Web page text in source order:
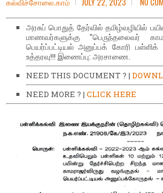
அரசுப் பொதுத் தேர்வில் தமிழ்வழியில்
மாணவர்களுக்கு "பெருந்தலைவர்
பெயர்ப்பட்டியல் அனுப்பக் கோரி
உத்தரவு!!! இணைப்பு: அரசாணை.
NEED THIS DOCUMENT ? |
NEED MORE ? | CLICK HERE